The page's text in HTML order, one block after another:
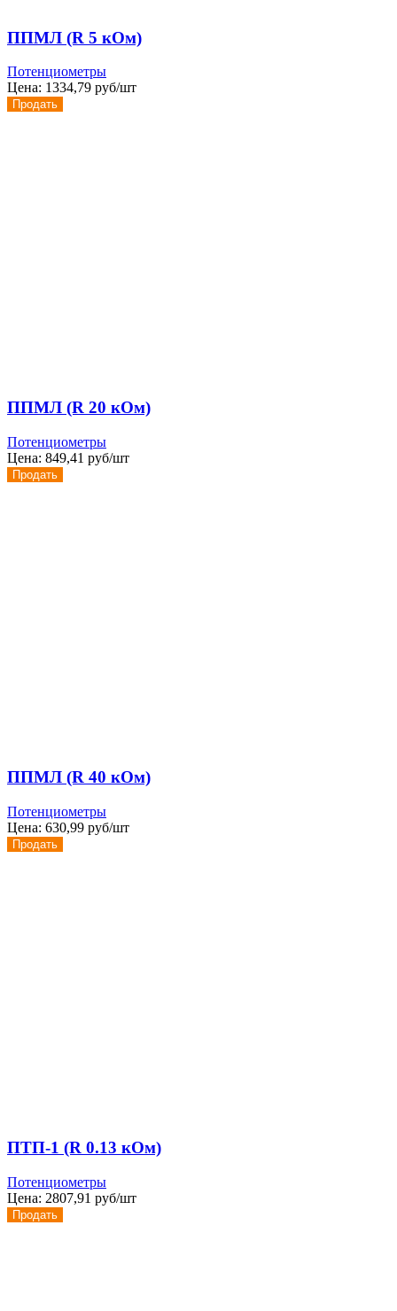
ППМЛ (R 5 кОм)
Потенциометры
Цена: 1334,79 руб/шт
Продать
ППМЛ (R 20 кОм)
Потенциометры
Цена: 849,41 руб/шт
Продать
ППМЛ (R 40 кОм)
Потенциометры
Цена: 630,99 руб/шт
Продать
ПТП-1 (R 0.13 кОм)
Потенциометры
Цена: 2807,91 руб/шт
Продать